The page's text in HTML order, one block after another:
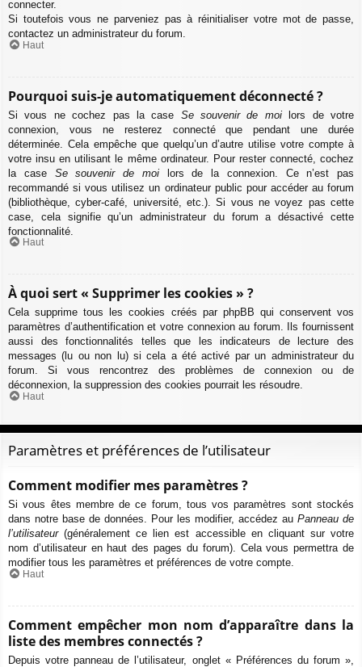
connecter.
Si toutefois vous ne parveniez pas à réinitialiser votre mot de passe,
contactez un administrateur du forum.
Haut
Pourquoi suis-je automatiquement déconnecté ?
Si vous ne cochez pas la case Se souvenir de moilors de votre
connexion, vous ne resterez connecté que pendant une durée
déterminée. Cela empêche que quelqu’un d’autre utilise votre compte à
votre insu en utilisant le même ordinateur. Pour rester connecté, cochez
la case Se souvenir de moilors de la connexion. Ce n’est pas
recommandé si vous utilisez un ordinateur public pour accéder au forum
(bibliothèque, cyber-café, université, etc.). Si vous ne voyez pas cette
case, cela signifie qu’un administrateur du forum a désactivé cette
fonctionnalité.
Haut
À quoi sert « Supprimer les cookies » ?
Cela supprime tous les cookies créés par phpBB qui conservent vos
paramètres d’authentification et votre connexion au forum. Ils fournissent
aussi des fonctionnalités telles que les indicateurs de lecture des
messages (lu ou non lu) si cela a été activé par un administrateur du
forum. Si vous rencontrez des problèmes de connexion ou de
déconnexion, la suppression des cookies pourrait les résoudre.
Haut
Paramètres et préférences de l’utilisateur
Comment modifier mes paramètres ?
Si vous êtes membre de ce forum, tous vos paramètres sont stockés
dans notre base de données. Pour les modifier, accédez au Panneau de
l’utilisateur(généralement ce lien est accessible en cliquant sur votre
nom d’utilisateur en haut des pages du forum). Cela vous permettra de
modifier tous les paramètres et préférences de votre compte.
Haut
Comment empêcher mon nom d’apparaître dans la
liste des membres connectés ?
Depuis votre panneau de l’utilisateur, onglet « Préférences du forum »,